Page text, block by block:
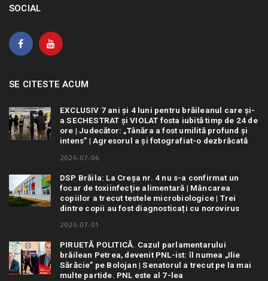
SOCIAL
SE CITESTE ACUM
EXCLUSIV 7 ani și 4 luni pentru brăileanul care și-
a SECHESTRAT și VIOLAT fosta iubită timp de 24 de
ore | Judecător: „Tânăra a fost umilită profund și
intens” | Agresorul a și fotografiat-o dezbrăcată
2026-07-06
DSP Brăila: La Creșa nr. 4 nu s-a confirmat un
focar de toxiinfecție alimentară | Mâncarea
copiilor a trecut testele microbiologice | Trei
dintre copii au fost diagnosticați cu norovirus
2026-07-01
PIRUETĂ POLITICĂ. Cazul parlamentarului
brăilean Petrea, devenit PNL-ist: îl numea „Ilie
Sărăcie” pe Bolojan | Senatorul a trecut pe la mai
multe partide. PNL este al 7-lea